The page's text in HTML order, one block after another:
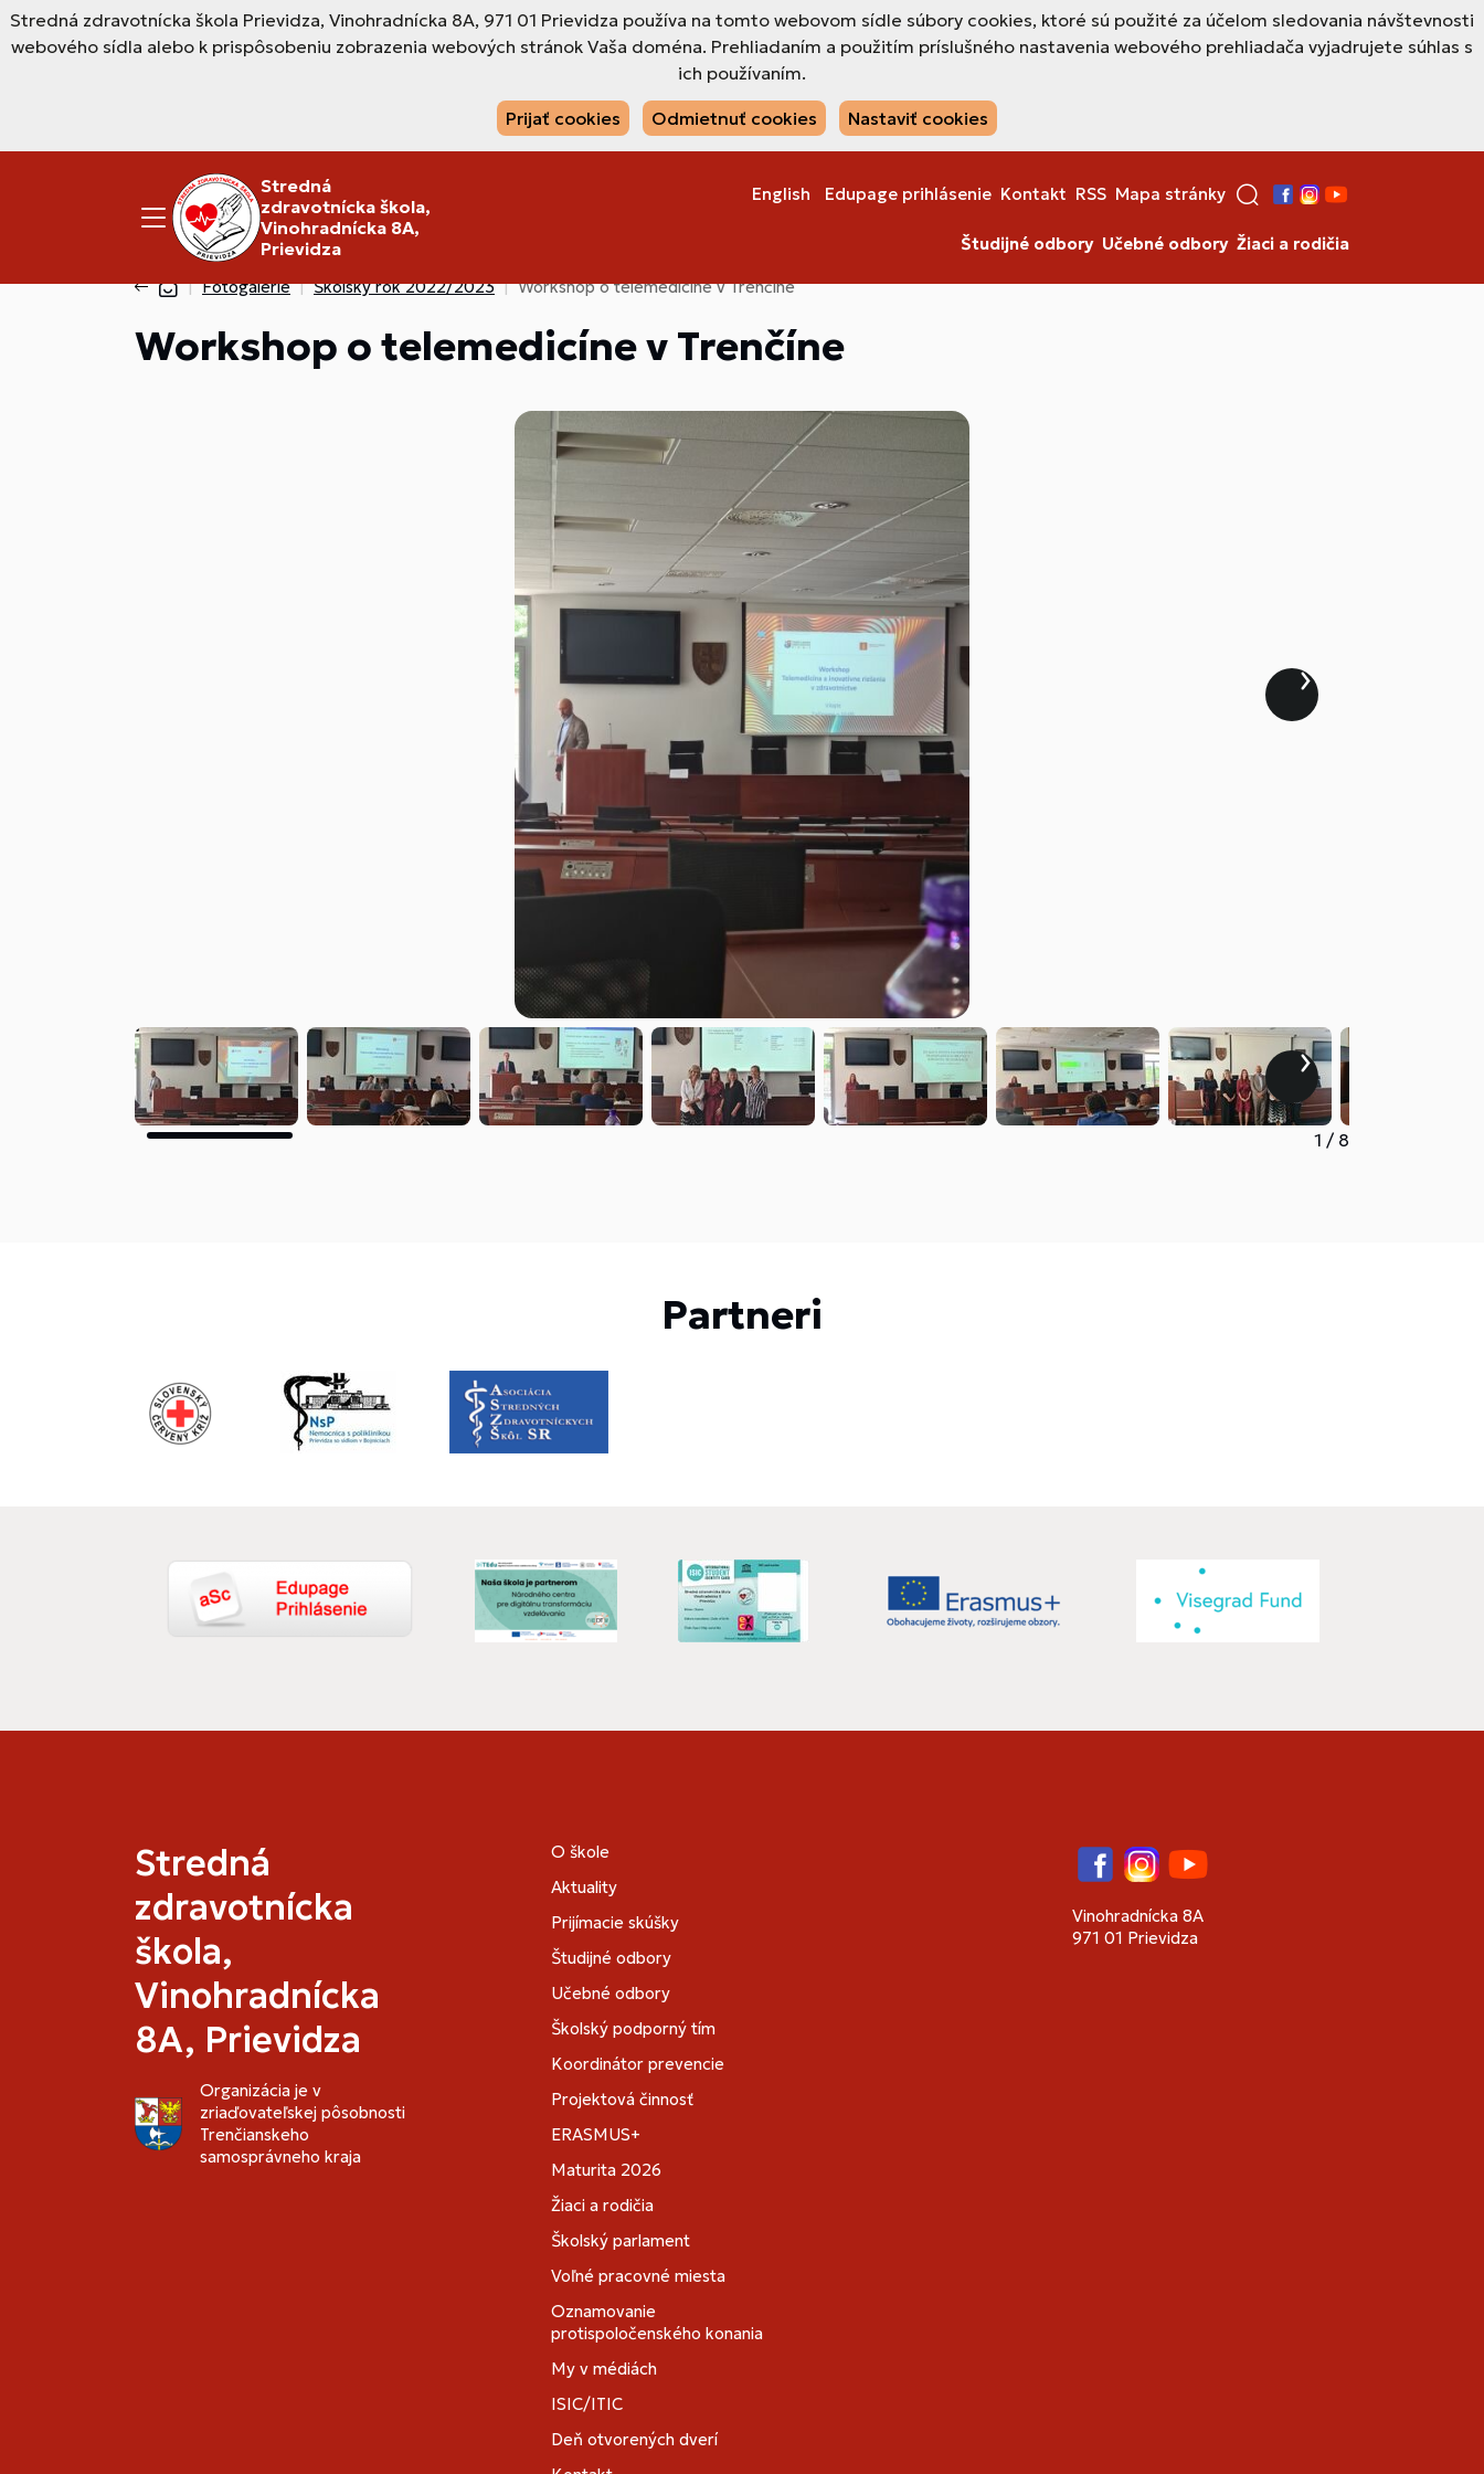
Stredná zdravotnícka škola Prievidza, Vinohradnícka 8A, 971 01 Prievidza používa na tomto webovom sídle súbory cookies, ktoré sú použité za účelom sledovania návštevnosti
webového sídla alebo k prispôsobeniu zobrazenia webových stránok Vaša doména. Prehliadaním a použitím príslušného nastavenia webového prehliadača vyjadrujete súhlas s
ich používaním.
Prijať cookies Odmietnuť cookies Nastaviť cookies
Stredná
zdravotnícka škola,
Vinohradnícka 8A,
Prievidza
English Edupage prihlásenie Kontakt RSS Mapa stránky
Facebook
Instagram
YouTube
Študijné odbory Učebné odbory Žiaci a rodičia
Fotogalérie Školský rok 2022/2023 Workshop o telemedicíne v Trenčíne
Workshop o telemedicíne v Trenčíne
1 / 8
Partneri
Stredná
zdravotnícka
škola,
Vinohradnícka
8A, Prievidza
Organizácia je v
zriaďovateľskej pôsobnosti
Trenčianskeho
samosprávneho kraja
O škole
Aktuality
Prijímacie skúšky
Študijné odbory
Učebné odbory
Školský podporný tím
Koordinátor prevencie
Projektová činnosť
ERASMUS+
Maturita 2026
Žiaci a rodičia
Školský parlament
Voľné pracovné miesta
Oznamovanie
protispoločenského konania
My v médiách
ISIC/ITIC
Deň otvorených dverí
FacebookInstagramYouTube
Vinohradnícka 8A
971 01 Prievidza